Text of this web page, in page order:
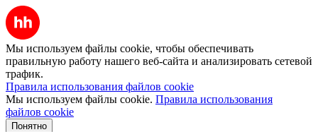
Мы используем файлы cookie, чтобы обеспечивать
правильную работу нашего веб-сайта и анализировать сетевой
трафик.
Правила использования файлов cookie
Мы используем файлы cookie. Правила использования
файлов cookie
Понятно